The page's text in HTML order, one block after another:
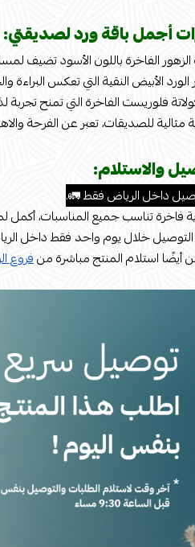
أجمل باقة ورد لصديقتي:
الفاخرة باللون الأسود تضيف
الورد الأبيض النقية التي تعكس البراءة
فلوريست الفاخرة التي تمنح تجربة
مثالية للصديقات، تعبر عن الفرحة
والاستلام:
داخل الرياض فقط 🚛.
فاخرة تناسب جميع المناسبات،
خلال يوم واحد فقط داخل الرياض، خلال
أيضًا استلام المنتج مباشرة منفروع